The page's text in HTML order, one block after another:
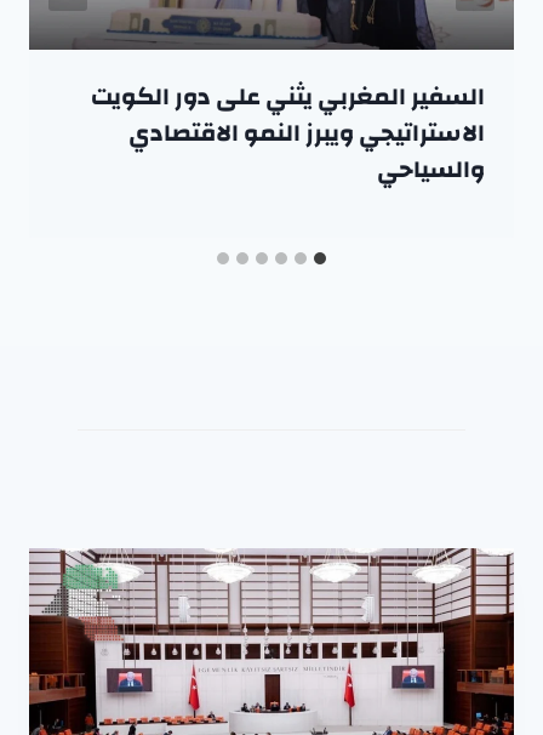
السفير المغربي يثني على دور الكويت
الاستراتيجي ويبرز النمو الاقتصادي
والسياحي